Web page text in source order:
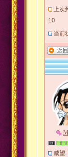
上次
10
当前
威望: